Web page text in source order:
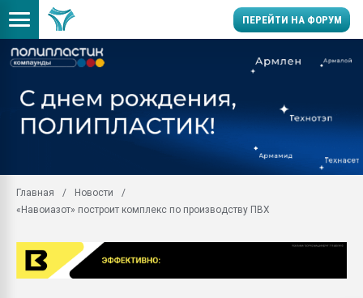
ПЕРЕЙТИ НА ФОРУМ
заводу пластмасс"
28.07.2026
Главная
Новости
«Навоиазот» построит комплекс по производству ПВХ